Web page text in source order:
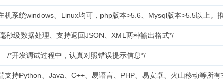
机系统windows、Linux均可，php版本>5.6、Mysql版本>5.5以上。
秒级数据处理、支持返回JSON、XML两种输出格式*/
/*开发调试过程中，认真对照错误提示信息*/
持Python、Java、C++、易语言、PHP、易安卓、火山移动等所